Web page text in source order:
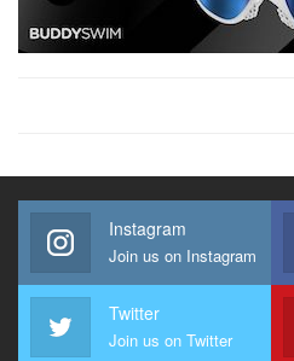
Instagram
Join us on Instagram
Twitter
Join us on Twitter